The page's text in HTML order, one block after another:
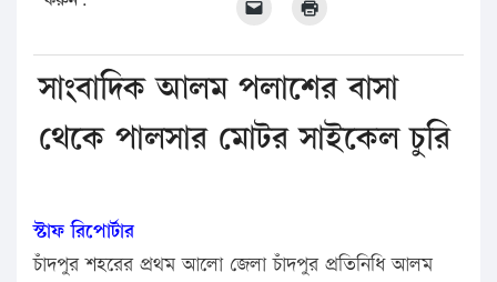
সাংবাদিক আলম পলাশের বাসা
থেকে পালসার মোটর সাইকেল চুরি
স্টাফ রিপোর্টার
চাঁদপুর শহরের প্রথম আলো জেলা চাঁদপুর প্রতিনিধি আলম